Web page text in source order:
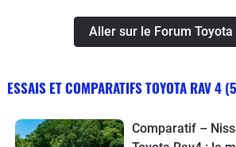
Aller sur le Forum Toyota
ESSAIS ET COMPARATIFS TOYOTA RAV 4
Comparatif –